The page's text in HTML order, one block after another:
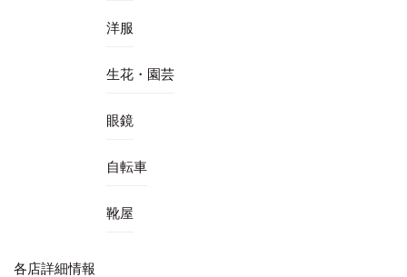
洋服
生花・園芸
眼鏡
自転車
靴屋
各店詳細情報